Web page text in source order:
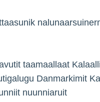
taamaallaat
Danmarkimit
nuunniaruit